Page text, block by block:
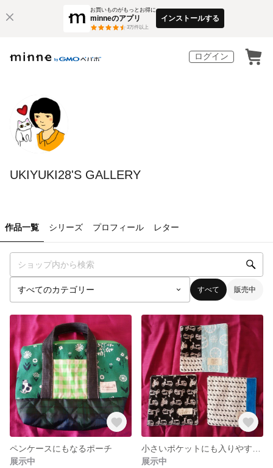
お買いものがもっとお得に
minneのアプリ
3万件以上
インストールする
ログイン
UKIYUKI28'S GALLERY
作品一覧 シリーズ プロフィール レター
すべて 販売中
ペンケースにもなるポーチ
展示中
展示中